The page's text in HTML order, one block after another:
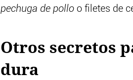
pechuga de pollo o filetes de
Otros secretos
dura